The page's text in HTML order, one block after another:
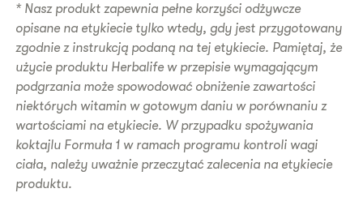
* Nasz produkt zapewnia pełne korzyści odżywcze
opisane na etykiecie tylko wtedy, gdy jest przygotowany
zgodnie z instrukcją podaną na tej etykiecie. Pamiętaj, że
użycie produktu Herbalife w przepisie wymagającym
podgrzania może spowodować obniżenie zawartości
niektórych witamin w gotowym daniu w porównaniu z
wartościami na etykiecie. W przypadku spożywania
koktajlu Formuła 1 w ramach programu kontroli wagi
ciała, należy uważnie przeczytać zalecenia na etykiecie
produktu.